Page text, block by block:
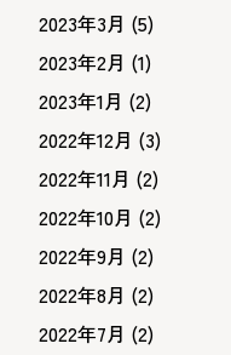
2023年3月 (5)
2023年2月 (1)
2023年1月 (2)
2022年12月 (3)
2022年11月 (2)
2022年10月 (2)
2022年9月 (2)
2022年8月 (2)
2022年7月 (2)